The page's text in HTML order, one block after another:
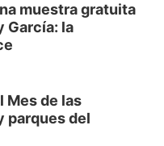
muestra gratuita
García: la
Mes de las
parques del